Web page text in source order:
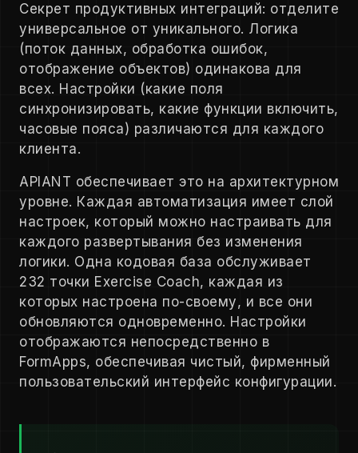
Секрет продуктивных интеграций: отделите
универсальное от уникального. Логика
(поток данных, обработка ошибок,
отображение объектов) одинакова для
всех. Настройки (какие поля
синхронизировать, какие функции включить,
часовые пояса) различаются для каждого
клиента.
APIANT обеспечивает это на архитектурном
уровне. Каждая автоматизация имеет слой
настроек, который можно настраивать для
каждого развертывания без изменения
логики. Одна кодовая база обслуживает
232 точки Exercise Coach, каждая из
которых настроена по-своему, и все они
обновляются одновременно. Настройки
отображаются непосредственно в
FormApps, обеспечивая чистый, фирменный
пользовательский интерфейс конфигурации.